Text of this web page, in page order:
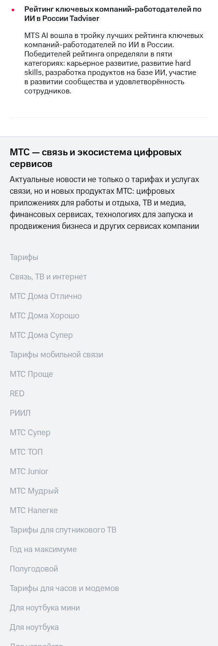
Рейтинг ключевых компаний-работодателей по
ИИ в России Tadviser
MTS AI вошла в тройку лучших рейтинга ключевых
компаний-работодателей по ИИ в России.
Победителей рейтинга определяли в пяти
категориях: карьерное развитие, развитие hard
skills, разработка продуктов на базе ИИ, участие
в развитии сообщества и удовлетворённость
сотрудников.
МТС — связь и экосистема цифровых
сервисов
Актуальные новости не только о тарифах и услугах
связи, но и новых продуктах МТС: цифровых
приложениях для работы и отдыха, ТВ и медиа,
финансовых сервисах, технологиях для запуска и
продвижения бизнеса и других сервисах компании
Тарифы
Связь, ТВ и интернет
МТС Дома Отлично
МТС Дома Хорошо
МТС Дома Супер
Тарифы мобильной связи
МТС Проще
RED
РИИЛ
МТС Супер
МТС ТОП
МТС Junior
МТС Мудрый
МТС Налегке
Тарифы для спутникового ТВ
Год на максимуме
Полугодовой
Тарифы для часов и модемов
Для ноутбука мини
Для ноутбука